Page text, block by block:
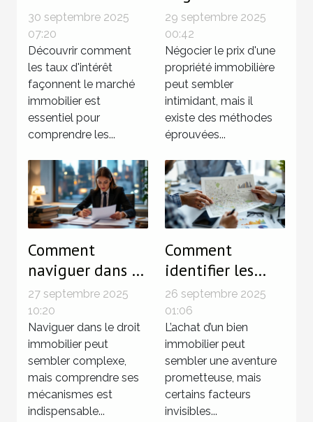
influencent le
marché
immobilier ?
30 septembre 2025
07:20
Découvrir comment
les taux d'intérêt
façonnent le marché
immobilier est
essentiel pour
comprendre les...
efficacement le
prix d'une
propriété
immobilière
29 septembre 2025
00:42
Négocier le prix d'une
propriété immobilière
peut sembler
intimidant, mais il
existe des méthodes
éprouvées...
Comment
naviguer dans le
droit immobilier
pour sécuriser
vos
investissements
?
27 septembre 2025
10:20
Naviguer dans le droit
immobilier peut
sembler complexe,
mais comprendre ses
mécanismes est
indispensable...
Comment
identifier les
zones à risque
avant d'acheter
votre prochain
bien immobilier
?
26 septembre 2025
01:06
L’achat d’un bien
immobilier peut
sembler une aventure
prometteuse, mais
certains facteurs
invisibles...